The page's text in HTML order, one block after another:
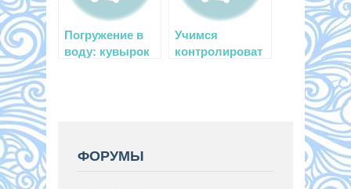
Погружение в
воду: кувырок
Учимся
контролироват
ФОРУМЫ